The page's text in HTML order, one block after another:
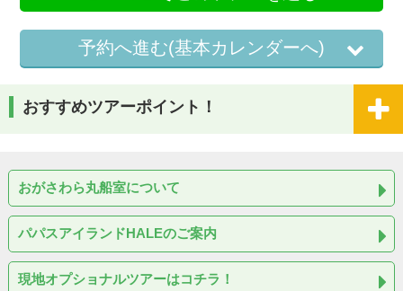
予約へ進む(基本カレンダーへ)
おすすめツアーポイント！
おがさわら丸船室について
パパスアイランドHALEのご案内
現地オプショナルツアーはコチラ！